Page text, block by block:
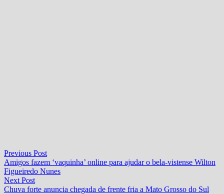
Navegação
de
Post
Previous PostPrevious
post:
Amigos fazem ‘vaquinha’ online para ajudar o bela-vistense Wilton
Figueiredo Nunes
Next PostNext
post:
Chuva forte anuncia chegada de frente fria a Mato Grosso do Sul